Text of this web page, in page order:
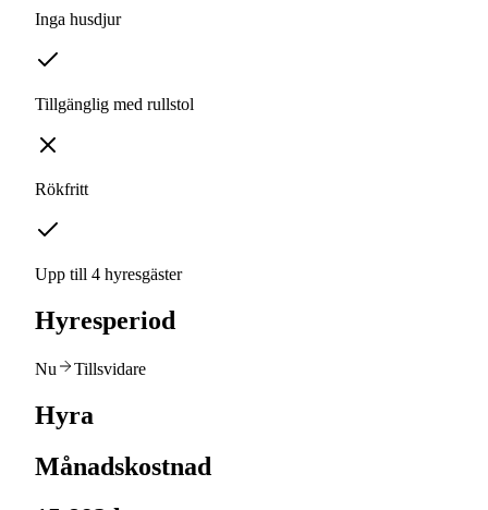
Inga husdjur
Tillgänglig med rullstol
Rökfritt
Upp till 4 hyresgäster
Hyresperiod
Nu Tillsvidare
Hyra
Månadskostnad